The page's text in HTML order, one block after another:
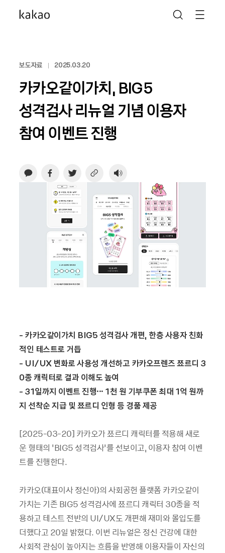
보도자료 2025.03.20
카카오같이가치, BIG5
성격검사 리뉴얼 기념 이용자
참여 이벤트 진행
- 카카오같이가치 BIG5성격검사 개편, 한층 사용자 친화
적인 테스트로 거듭
- UI/UX 변화로 사용성 개선하고 카카오프렌즈 쬬르디 3
0종 캐릭터로 결과 이해도 높여
- 31일까지 이벤트 진행··· 1천 원 기부쿠폰 최대 1억 원까
지 선착순 지급 및 쬬르디 인형 등 경품 제공
[2025-03-20] 카카오가 쬬르디 캐릭터를 적용해 새로
운 형태의 ‘BIG5 성격검사’를 선보이고, 이용자 참여 이벤
트를 진행한다.
카카오(대표이사 정신아)의 사회공헌 플랫폼 카카오같이
가치는 기존 BIG5 성격검사에 쬬르디 캐릭터 30종을 적
용하고 테스트 전반의 UI/UX도 개편해 재미와 몰입도를
더했다고 20일 밝혔다. 이번 리뉴얼은 정신 건강에 대한
사회적 관심이 높아지는 흐름을 반영해 이용자들이 자신의